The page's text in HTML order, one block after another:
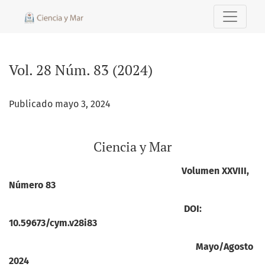
Vol. 28 Núm. 83 (2024)
Publicado mayo 3, 2024
Ciencia y Mar
Volumen XXVIII,
Número 83
DOI:
10.59673/cym.v28i83
Mayo/Agosto
2024